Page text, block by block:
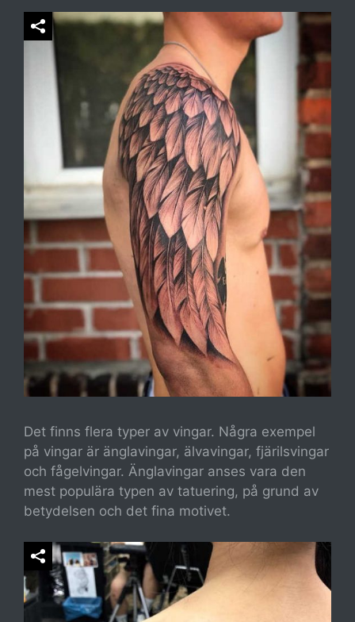
Det finns flera typer av vingar. Några exempel
på vingar är änglavingar, älvavingar, fjärilsvingar
och fågelvingar. Änglavingar anses vara den
mest populära typen av tatuering, på grund av
betydelsen och det fina motivet.